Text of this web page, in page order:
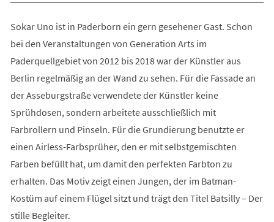
Sokar Uno ist in Paderborn ein gern gesehener Gast. Schon
bei den Veranstaltungen von Generation Arts im
Paderquellgebiet von 2012 bis 2018 war der Künstler aus
Berlin regelmäßig an der Wand zu sehen. Für die Fassade an
der Asseburgstraße verwendete der Künstler keine
Sprühdosen, sondern arbeitete ausschließlich mit
Farbrollern und Pinseln. Für die Grundierung benutzte er
einen Airless-Farbsprüher, den er mit selbstgemischten
Farben befüllt hat, um damit den perfekten Farbton zu
erhalten. Das Motiv zeigt einen Jungen, der im Batman-
Kostüm auf einem Flügel sitzt und trägt den Titel Batsilly – Der
stille Begleiter.